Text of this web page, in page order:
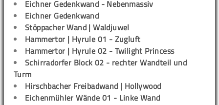
Eichner Gedenkwand - Nebenmassiv
Eichner Gedenkwand
Stöppacher Wand | Waldjuwel
Hammertor | Hyrule 01 - Zugluft
Hammertor | Hyrule 02 - Twilight Princess
Schirradorfer Block 02 - rechter Wandteil und
Turm
Hirschbacher Freibadwand | Hollywood
Eichenmühler Wände 01 - Linke Wand